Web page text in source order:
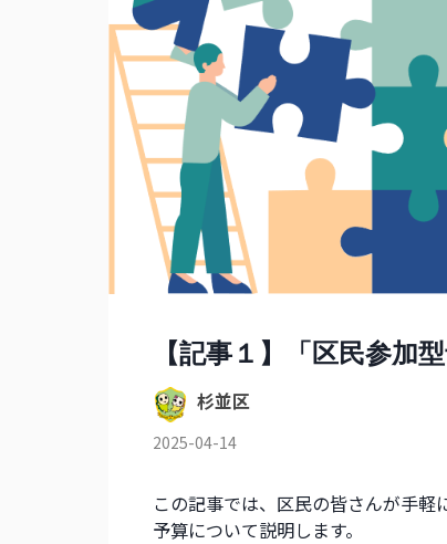
【記事１】「区民参加
杉並区
2025-04-14
この記事では、区民の皆さんが手
予算について説明します。